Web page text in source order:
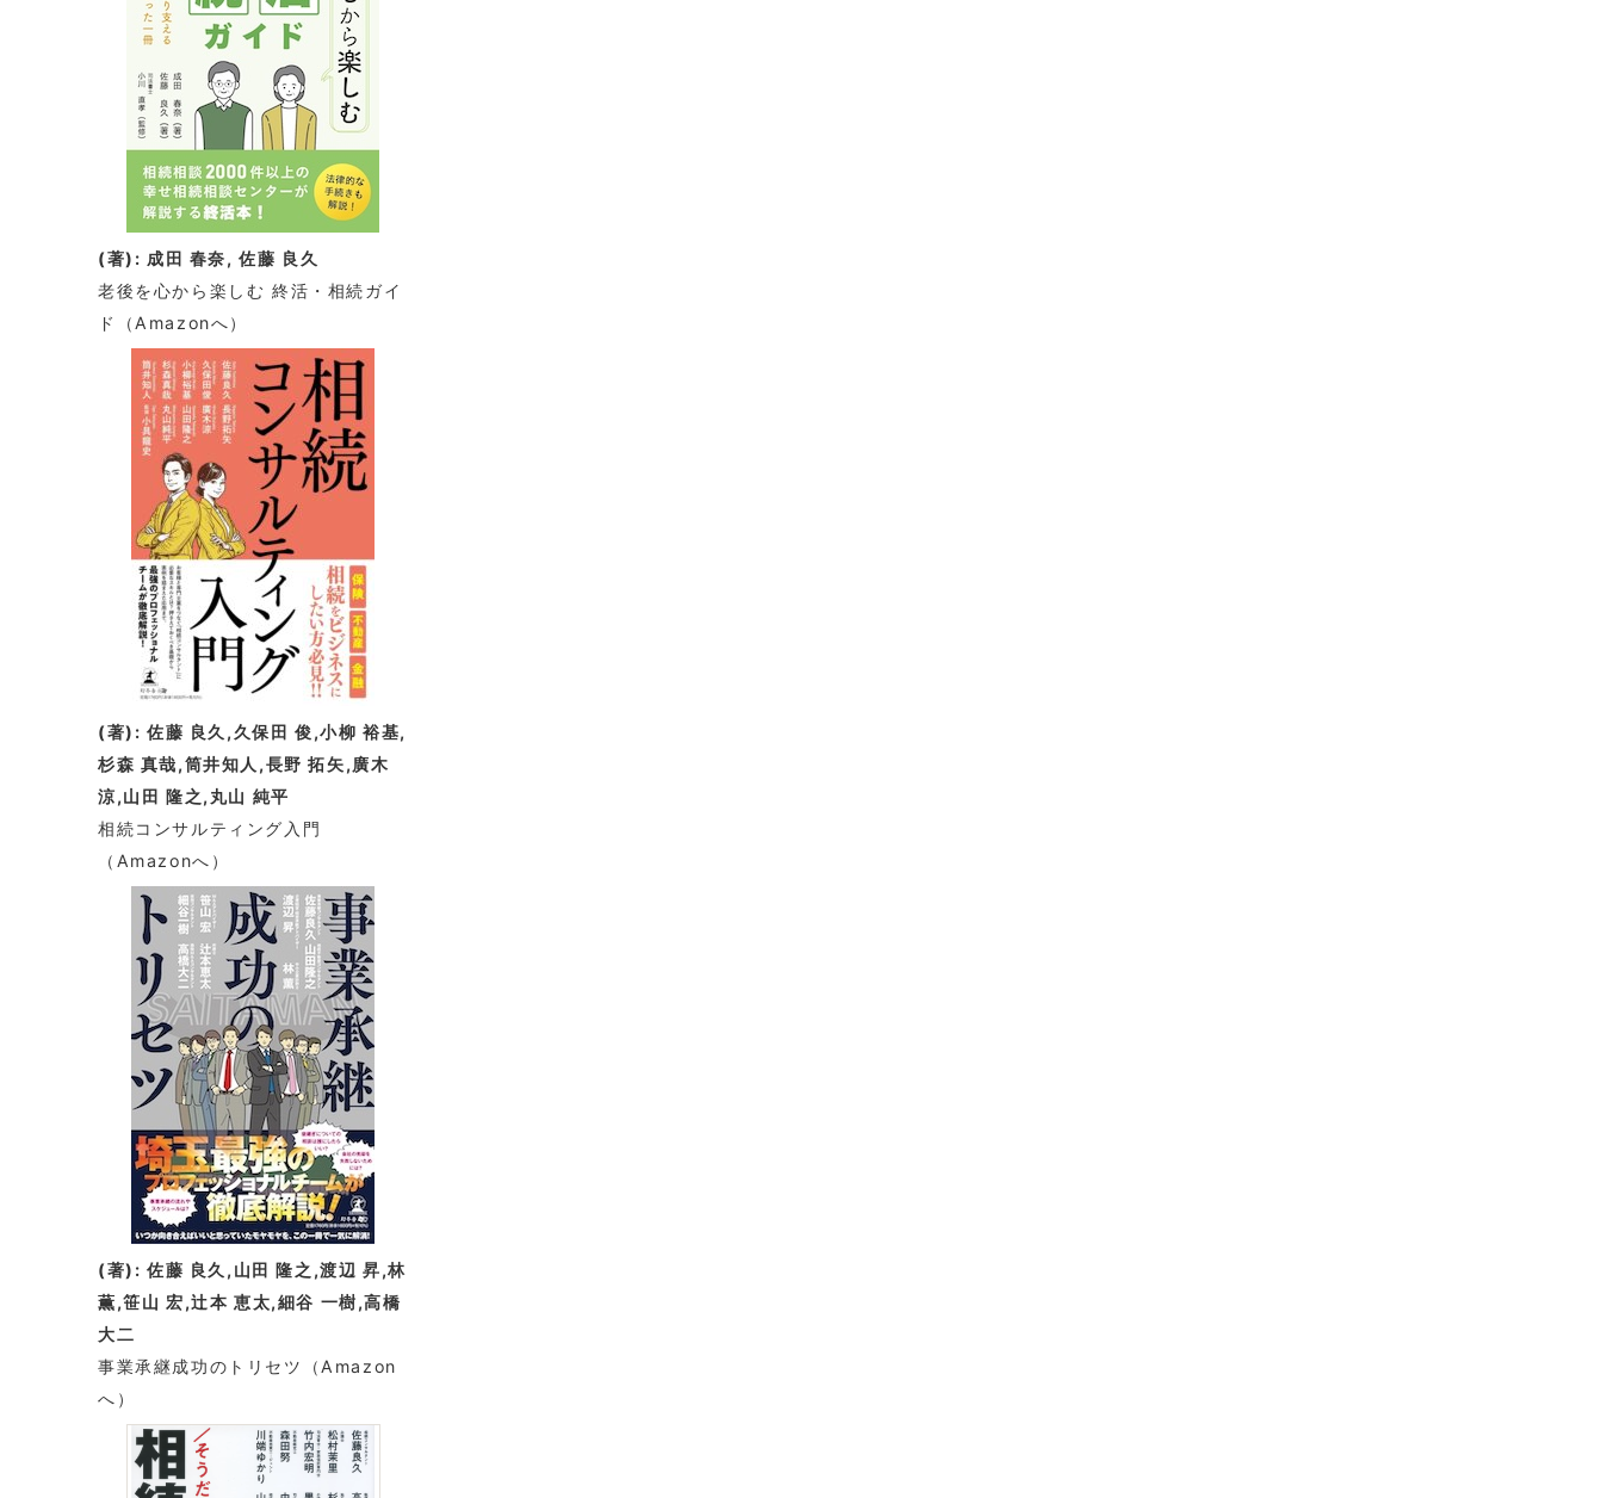
(著): 成田 春奈, 佐藤 良久
老後を心から楽しむ 終活・相続ガイ
ド
（Amazonへ）
(著): 佐藤 良久,久保田 俊,小柳 裕基,
杉森 真哉,筒井知人,長野 拓矢,廣木
涼,山田 隆之,丸山 純平
相続コンサルティング入門
（Amazonへ）
(著): 佐藤 良久,山田 隆之,渡辺 昇,林
薫,笹山 宏,辻本 恵太,細谷 一樹,高橋
大二
事業承継成功のトリセツ
（Amazon
へ）